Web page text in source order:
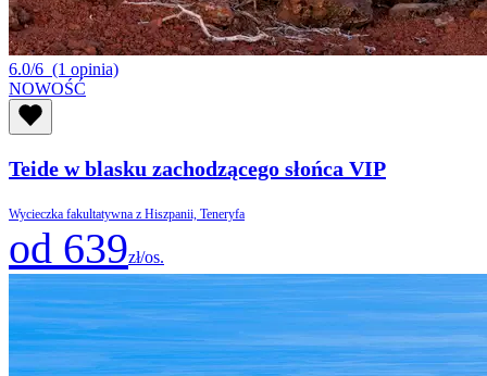
6.0/6 (1 opinia)
NOWOŚĆ
Teide w blasku zachodzącego słońca VIP
Wycieczka fakultatywna z Hiszpanii, Teneryfa
od 639zł/os.